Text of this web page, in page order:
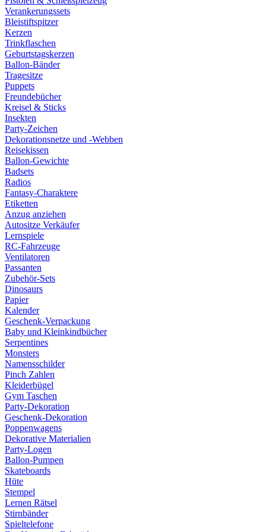
Verankerungssets
Bleistiftspitzer
Kerzen
Trinkflaschen
Geburtstagskerzen
Ballon-Bänder
Tragesitze
Puppets
Freundebücher
Kreisel & Sticks
Insekten
Party-Zeichen
Dekorationsnetze und -Webben
Reisekissen
Ballon-Gewichte
Badsets
Radios
Fantasy-Charaktere
Etiketten
Anzug anziehen
Autositze Verkäufer
Lernspiele
RC-Fahrzeuge
Ventilatoren
Passanten
Zubehör-Sets
Dinosaurs
Papier
Kalender
Geschenk-Verpackung
Baby und Kleinkindbücher
Serpentines
Monsters
Namensschilder
Pinch Zahlen
Kleiderbügel
Gym Taschen
Party-Dekoration
Geschenk-Dekoration
Poppenwagens
Dekorative Materialien
Party-Logen
Ballon-Pumpen
Skateboards
Hüte
Stempel
Lernen Rätsel
Stirnbänder
Spieltelefone